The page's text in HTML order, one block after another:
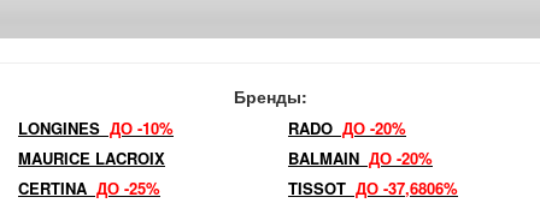
Бренды:
LONGINES ДО -10% RADO ДО -20%
MAURICE LACROIX
BALMAIN ДО -20%
CERTINA ДО -25% TISSOT ДО -37,6806%